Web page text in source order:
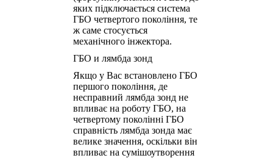
яких підключається система
ГБО четвертого покоління, те
ж саме стосується
механічного інжектора.
ГБО и лямбда зонд
Якщо у Вас встановлено ГБО
першого покоління, де
несправний лямбда зонд не
впливає на роботу ГБО, на
четвертому поколінні ГБО
справність лямбда зонда має
велике значення, оскільки він
впливає на сумішоутворення